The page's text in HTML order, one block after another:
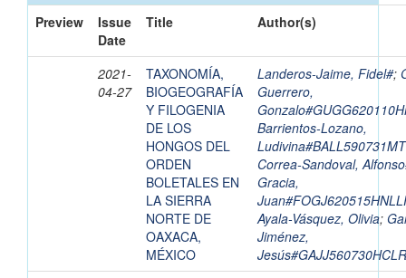
Preview
Issue
Date
Title Author(s)
2021-
04-27
TAXONOMÍA,
BIOGEOGRAFÍA
Y FILOGENIA
DE LOS
HONGOS DEL
ORDEN
BOLETALES EN
LA SIERRA
NORTE DE
OAXACA,
MÉXICO
Landeros-Jaime, Fidel#;
Guerrero,
Barrientos-Lozano,
Correa-Sandoval,
Gracia,
Ayala-Vásquez, Olivia;
Jiménez,